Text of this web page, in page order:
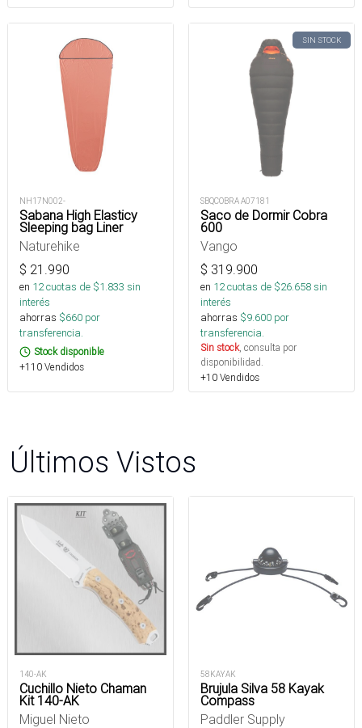
NH17N002-
Sabana High Elasticy
Sleeping bag Liner
Naturehike
$ 21.990
en 12cuotas de $1.833 sin
interés
ahorras $660 por
transferencia.
Stock disponible
+110 Vendidos
SIN STOCK
SBQCOBRA A07181
Saco de Dormir Cobra
600
Vango
$ 319.900
en 12cuotas de $26.658sin
interés
ahorras $9.600 por
transferencia.
Sin stock, consulta por
disponibilidad.
+10 Vendidos
Últimos Vistos
140-AK
Cuchillo Nieto Chaman
Kit 140-AK
Miguel Nieto
58KAYAK
Brujula Silva 58 Kayak
Compass
Paddler Supply